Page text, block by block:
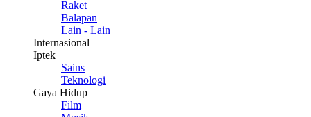
Raket
Balapan
Lain - Lain
Internasional
Iptek
Sains
Teknologi
Gaya Hidup
Film